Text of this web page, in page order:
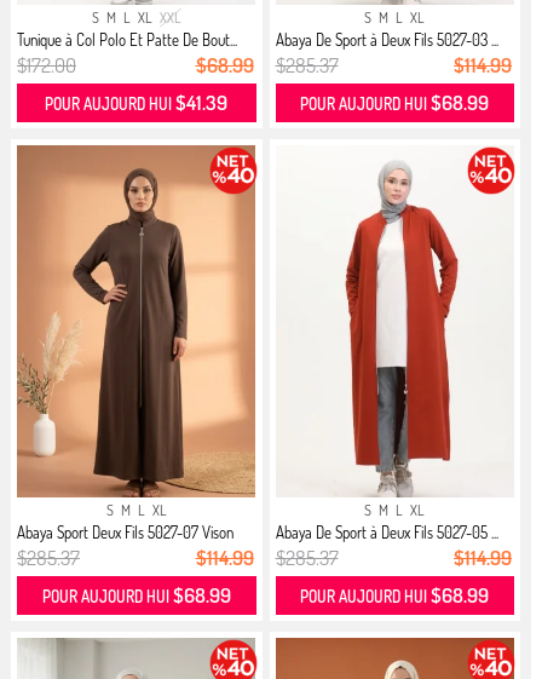
S M L XL XXL
Tunique à Col Polo Et Patte De Bout...
$172.00 $68.99
POUR AUJOURD HUI$41.39
S M L XL
Abaya De Sport à Deux Fils 5027-03 ...
$285.37 $114.99
POUR AUJOURD HUI$68.99
S M L XL
Abaya Sport Deux Fils 5027-07 Vison
$285.37 $114.99
POUR AUJOURD HUI $68.99
S M L XL
Abaya De Sport à Deux Fils 5027-05 ...
$285.37 $114.99
POUR AUJOURD HUI$68.99